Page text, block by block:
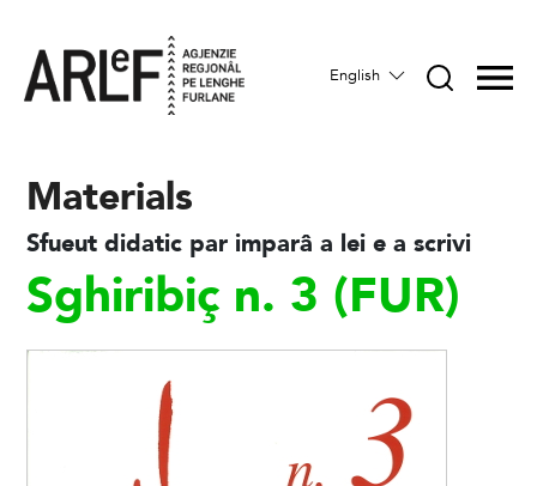
English
Materials
Sfueut didatic par imparâ a lei e a scrivi
Sghiribiç n. 3 (FUR)